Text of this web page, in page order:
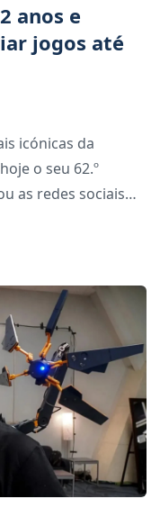
anos e
jogos até
icónicas da
o seu 62.º
as redes sociais
de c